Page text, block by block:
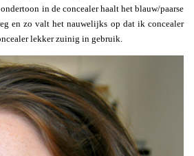
in de concealer haalt het blauw/paarse
en zo valt het nauwelijks op dat ik concealer
lekker zuinig in gebruik.